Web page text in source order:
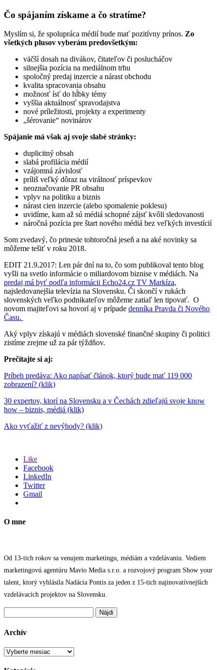
Čo spájaním získame a čo stratíme?
Myslím si, že spolupráca médií bude mať pozitívny prínos. Zo
všetkých plusov vyberám predovšetkým:
väčší dosah na divákov, čitateľov či poslucháčov
silnejšia pozícia na mediálnom trhu
spoločný predaj inzercie a nárast obchodu
kvalita spracovania obsahu
možnosť ísť do hĺbky témy
vyššia aktuálnosť spravodajstva
nové príležitosti, projekty a experimenty
„šérovanie“ novinárov
Spájanie má však aj svoje slabé stránky:
duplicitný obsah
slabá profilácia médií
vzájomná závislosť
príliš veľký dôraz na virálnosť príspevkov
neoznačovanie PR obsahu
vplyv na politiku a biznis
nárast cien inzercie (alebo spomalenie poklesu)
uvidíme, kam až sú médiá schopné zájsť kvôli sledovanosti
náročná pozícia pre štart nového médiá bez veľkých investícií
Som zvedavý, čo prinesie tohtoročná jeseň a na aké novinky sa
môžeme tešiť v roku 2018.
EDIT 21.9.2017: Len pár dní na to, čo som publikoval tento blog
vyšli na svetlo informácie o miliardovom biznise v médiách. Na
predaj má byť podľa informácii Echo24.cz TV Markíza,
najsledovanejšia televízia na Slovensku. Či skončí v rukách
slovenských veľko podnikateľov môžeme zatiaľ len tipovať. O
novom majiteľovi sa hovorí aj v prípade denníka Pravda či Nového
Času.
Aký vplyv získajú v médiách slovenské finančné skupiny či politici
zistíme zrejme už za pár týždňov.
Prečítajte si aj:
Príbeh predáva: Ako napísať článok, ktorý bude mať 119 000
zobrazení? (klik)
30 expertov, ktorí na Slovensku a v Čechách zdieľajú svoje know
how – biznis, médiá (klik)
Ako vyťažiť z nevýhody? (klik)
Like
Facebook
LinkedIn
Twitter
Gmail
O mne
Od 13-tich rokov sa venujem marketingu, médiám a vzdelávaniu. Vediem
marketingovú agentúru Mavio Media s.r.o. a rozvojový program Show your
talent, ktorý vyhlásila Nadácia Pontis za jeden z 15-tich najinovatívnejších
vzdelávacích projektov na Slovensku.
Archív
Archív